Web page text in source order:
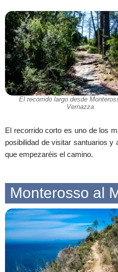
El recorrido largo desde
Vernazza
El recorrido corto es uno de los
posibilidad de visitar santuarios y
que empezaréis el camino.
Monterosso al